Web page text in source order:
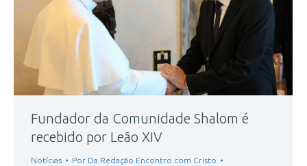
Fundador da Comunidade Shalom é
recebido por Leão XIV
Notícias Por Da Redação Encontro com Cristo